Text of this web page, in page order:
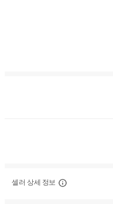
셀러 상세 정보